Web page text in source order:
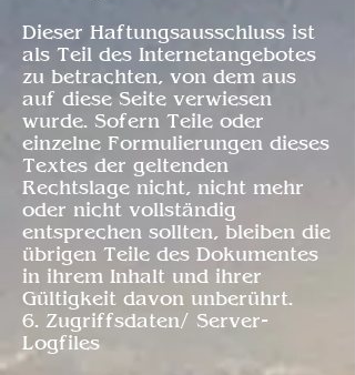
Dieser Haftungsausschluss ist
als Teil des Internetangebotes
zu betrachten, von dem aus
auf diese Seite verwiesen
wurde. Sofern Teile oder
einzelne Formulierungen dieses
Textes der geltenden
Rechtslage nicht, nicht mehr
oder nicht vollständig
entsprechen sollten, bleiben die
übrigen Teile des Dokumentes
in ihrem Inhalt und ihrer
Gültigkeit davon unberührt.
6. Zugriffsdaten/ Server-
Logfiles